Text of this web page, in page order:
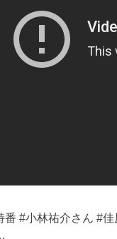
#小林祐介さん #